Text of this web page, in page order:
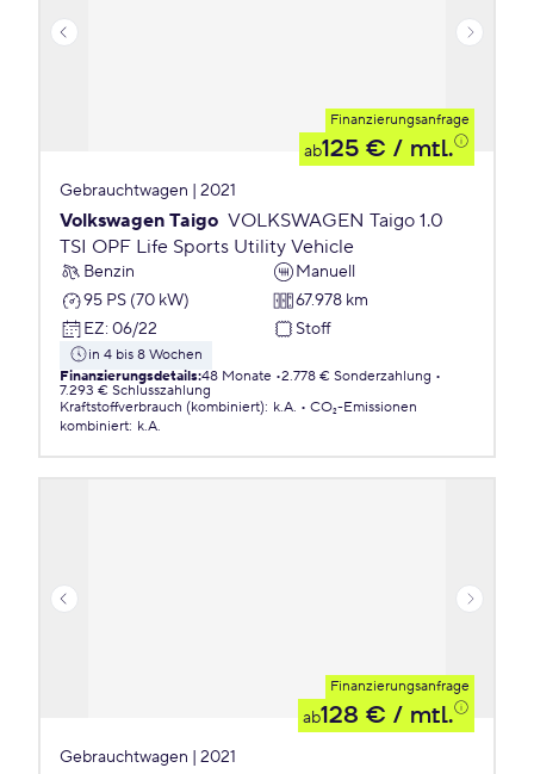
Finanzierungsanfrage
ab125 € / mtl.
Gebrauchtwagen | 2021
Volkswagen Taigo VOLKSWAGEN Taigo 1.0
TSI OPF Life Sports Utility Vehicle
Benzin
Manuell
95 PS (70 kW)
67.978 km
EZ: 06/22 Stoff
in 4 bis 8 Wochen
Finanzierungsdetails:48 Monate 2.778 € Sonderzahlung
7.293 € Schlusszahlung
Kraftstoffverbrauch (kombiniert): k.A.
CO₂-Emissionen
kombiniert: k.A.
Finanzierungsanfrage
ab128 € / mtl.
Gebrauchtwagen | 2021